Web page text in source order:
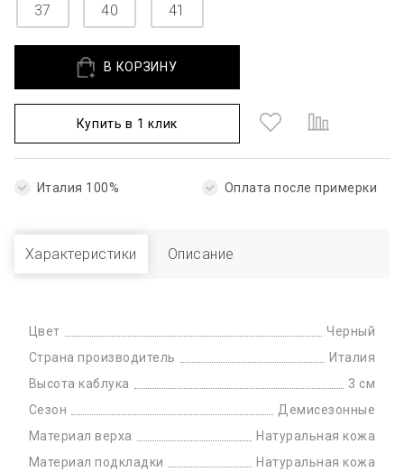
37 40 41
В КОРЗИНУ
Купить в 1 клик
Италия 100% Оплата после примерки
Характеристики Описание
Цвет
Черный
Страна производитель
Италия
Высота каблука
3 см
Сезон
Демисезонные
Материал верха
Натуральная кожа
Материал подкладки
Натуральная кожа